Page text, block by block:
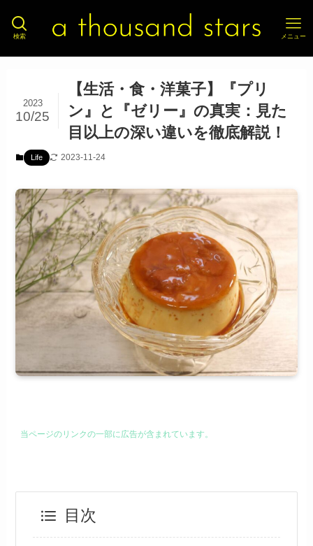
検索 メニュー
【生活・食・洋菓子】『プリ
ン』と『ゼリー』の真実：見た
目以上の深い違いを徹底解説！
2023
10/25
Life 2023-11-24
当ページのリンクの一部に広告が含まれています。
目次